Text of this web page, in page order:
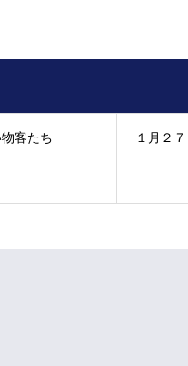
客たち １月２